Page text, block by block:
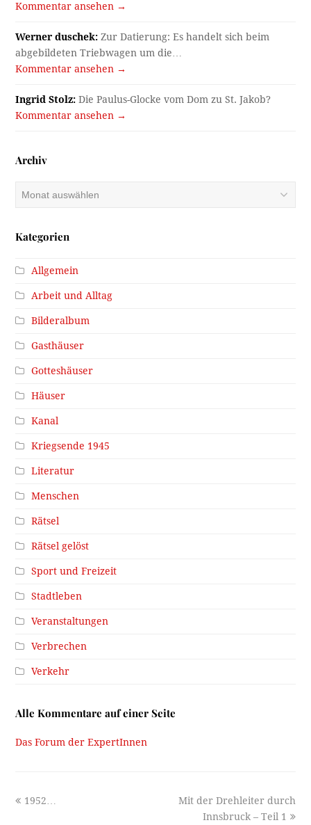
Kommentar ansehen →
Werner duschek: Zur Datierung: Es handelt sich beim
abgebildeten Triebwagen um die…
Kommentar ansehen →
Ingrid Stolz: Die Paulus-Glocke vom Dom zu St. Jakob?
Kommentar ansehen →
Archiv
Archiv
Kategorien
Allgemein
Arbeit und Alltag
Bilderalbum
Gasthäuser
Gotteshäuser
Häuser
Kanal
Kriegsende 1945
Literatur
Menschen
Rätsel
Rätsel gelöst
Sport und Freizeit
Stadtleben
Veranstaltungen
Verbrechen
Verkehr
Alle Kommentare auf einer Seite
Das Forum der ExpertInnen
previous
1952…
next
post:
Mit der Drehleiter durch
Innsbruck – Teil 1